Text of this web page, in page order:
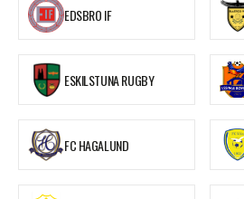
EDSBRO IF
ESKILSTUNA RUGBY
FC HAGALUND